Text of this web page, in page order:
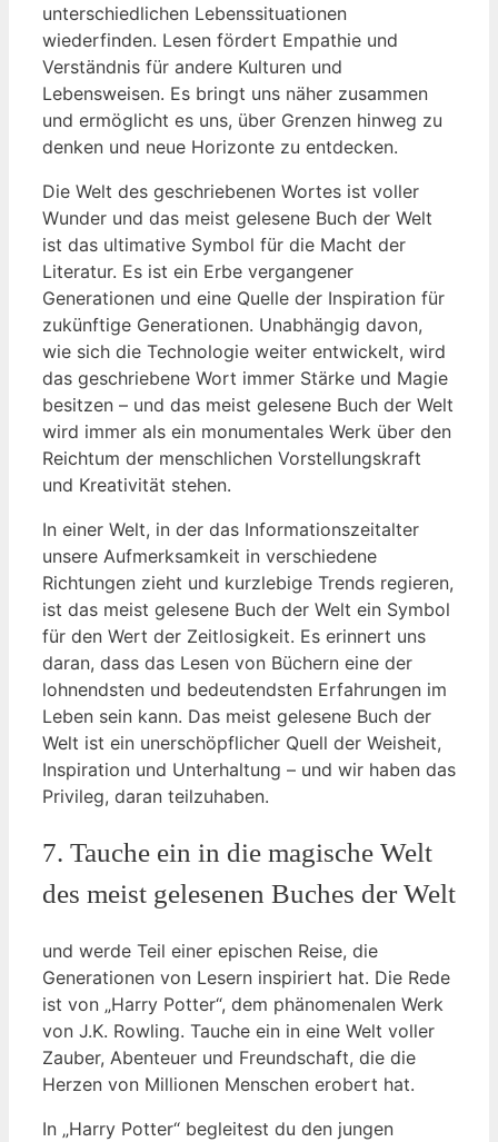
unterschiedlichen Lebenssituationen
wiederfinden. ‍Lesen fördert Empathie und​
Verständnis für andere Kulturen ⁤und
Lebensweisen. ‌Es ⁢bringt uns näher zusammen
⁣und‌ ermöglicht es uns, über Grenzen hinweg​ zu
‌denken und neue Horizonte zu entdecken.
Die Welt des‍ geschriebenen​ Wortes ⁢ist voller
Wunder und das meist ⁣gelesene Buch der ‌Welt
ist das ultimative Symbol⁤ für ‍die Macht der
Literatur. Es ⁢ist ein​ Erbe vergangener ​
Generationen und eine Quelle der​ Inspiration für
zukünftige ⁣Generationen. Unabhängig ​davon,
wie sich‍ die Technologie weiter ‍entwickelt, wird
das geschriebene Wort immer ⁤Stärke und Magie
besitzen – und das meist gelesene​ Buch der Welt
wird immer als​ ein monumentales⁣ Werk ⁣über‌ den
Reichtum der menschlichen Vorstellungskraft
und Kreativität stehen.
In einer Welt, in der das Informationszeitalter
unsere⁣ Aufmerksamkeit in verschiedene
Richtungen zieht und kurzlebige ‍Trends regieren,
ist das ​meist gelesene​ Buch der Welt ein⁣ Symbol
‍für den Wert⁣ der Zeitlosigkeit. ⁤Es erinnert ⁣uns
⁢daran, dass ‍das Lesen ⁣von Büchern eine der
⁢lohnendsten und bedeutendsten Erfahrungen im
Leben ⁤sein kann. Das meist ​gelesene Buch der
Welt ist ein unerschöpflicher ‍Quell ⁢der Weisheit,
Inspiration und Unterhaltung – und wir haben das
Privileg, ‍daran teilzuhaben.
7. Tauche‍ ein in die magische Welt
des meist ‍gelesenen Buches der ⁤Welt
⁣und werde Teil einer epischen ‌Reise, die
Generationen von⁢ Lesern inspiriert hat. Die ​Rede
ist‌ von „Harry Potter“, dem phänomenalen Werk
von J.K. Rowling.‌ Tauche‍ ein in eine ⁣Welt voller
Zauber, Abenteuer und Freundschaft, die die
Herzen von ‌Millionen Menschen erobert hat.
In⁢ „Harry ⁢Potter“ begleitest du den jungen⁢